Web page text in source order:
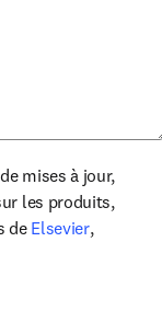
mises à jour,
les produits,
de Elsevieropens in
,